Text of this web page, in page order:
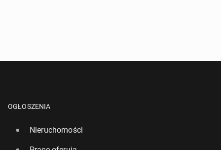
OGŁOSZENIA
Nieruchomości